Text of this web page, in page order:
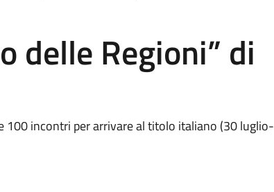
delle Regioni” di
100 incontri per arrivare al titolo italiano (30 luglio-